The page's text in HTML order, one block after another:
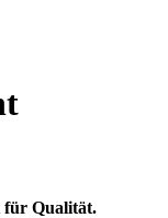
für Qualität.